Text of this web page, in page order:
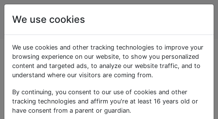
Ingénierie
électrique
Questions marquées
«memory»
Considérez plutôt des balises plus spécifiques, par
We use cookies
We use cookies and other tracking technologies to improve your
browsing experience on our website, to show you personalized
content and targeted ads, to analyze our website traffic, and to
understand where our visitors are coming from.
By continuing, you consent to our use of cookies and other
tracking technologies and affirm you're at least 16 years old or
have consent from a parent or guardian.